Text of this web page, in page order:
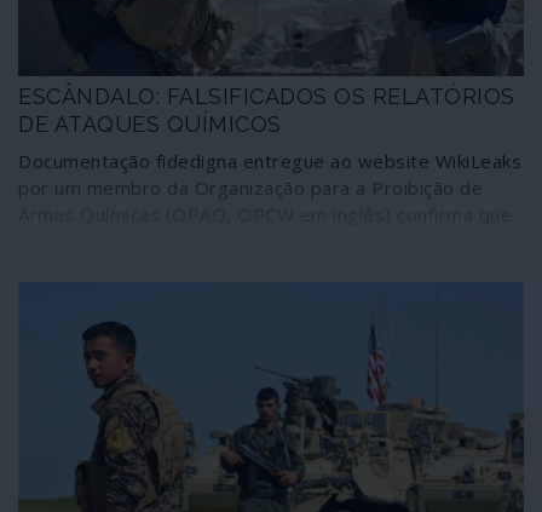
ESCÂNDALO: FALSIFICADOS OS RELATÓRIOS
DE ATAQUES QUÍMICOS
Documentação fidedigna entregue ao website WikiLeaks
por um membro da Organização para a Proibição de
acontecimentos falsificados esteve na origem no ataque
com mísseis de cruzeiro contra território sírio realizado
por Estados Unidos, França e Reino Unido em 14 de
Abril de 2018.